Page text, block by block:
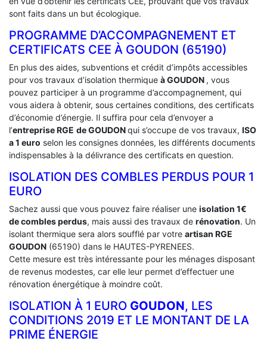
sont faits dans un but écologique.
PROGRAMME D’ACCOMPAGNEMENT ET
CERTIFICATS CEE À ‎GOUDON (65190)
En plus des aides, subventions et crédit d’impôts accessibles
pour vos travaux d’isolation thermique à GOUDON , vous
pouvez participer à un programme d’accompagnement, qui
vous aidera à obtenir, sous certaines conditions, des certificats
d’économie d’énergie. Il suffira pour cela d’envoyer a
l’entreprise RGE de GOUDONqui s’occupe de vos travaux, ISO
a 1 euro selon les consignes données, les différents documents
indispensables à la délivrance des certificats en question.
ISOLATION DES COMBLES PERDUS POUR 1
EURO
Sachez aussi que vous pouvez faire réaliser une isolation 1€
de combles perdus, mais aussi des travaux de rénovation. Un
isolant thermique sera alors soufflé par votre artisan RGE
GOUDON (65190) dans le HAUTES-PYRENEES.
Cette mesure est très intéressante pour les ménages disposant
de revenus modestes, car elle leur permet d’effectuer une
rénovation énergétique à moindre coût.
ISOLATION À 1 EURO GOUDON, LES
CONDITIONS 2019 ET LE MONTANT DE LA
PRIME ÉNERGIE